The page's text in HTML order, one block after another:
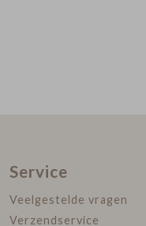
Service
Veelgestelde vragen
Verzendservice